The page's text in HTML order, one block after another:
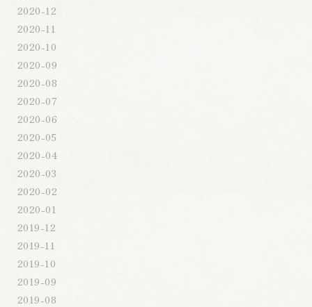
2020-12
2020-11
2020-10
2020-09
2020-08
2020-07
2020-06
2020-05
2020-04
2020-03
2020-02
2020-01
2019-12
2019-11
2019-10
2019-09
2019-08